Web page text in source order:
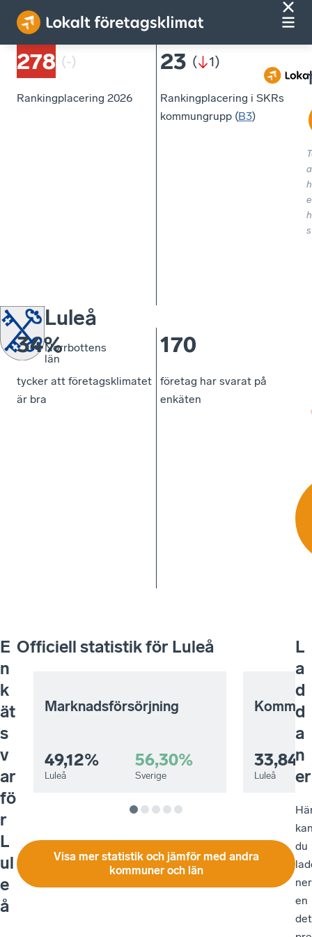
Luleå
Norrbottens
län
278 (-)
Rankingplacering 2026
23 ( 1)
Rankingplacering i SKRs
kommungrupp (B3)
34%
tycker att företagsklimatet
är bra
170
företag har svarat på
enkäten
E
n
k
ät
s
v
ar
fö
r
L
ul
e
å
Officiell statistik för Luleå
Marknadsförsörjning
49,12%
Luleå
56,30%
Sverige
33,84%
Luleå
Visa mer statistik och jämför med andra
kommuner och län
L
a
d
d
a
n
er
du
ner
en